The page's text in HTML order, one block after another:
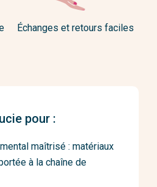
Échanges et retours faciles
pour :
maîtrisé : matériaux
à la chaîne de